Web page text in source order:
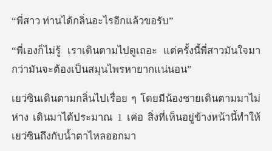
ได้กลิ่นอะไร
ถอะ แต่ครั้งนี้พี่สาวมันใจมา
กว่
ตามมาไม่
ห่าง เดินมาได้ประมาณ 1 เค่อ สิ่งที่เห็